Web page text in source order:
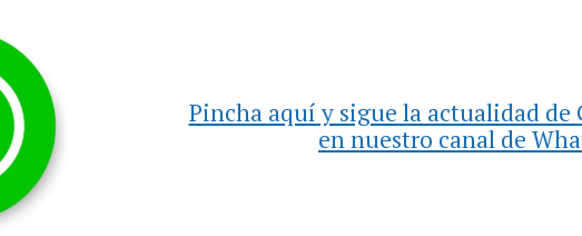
Pincha aquí y sigue la actualidad de
en nuestro canal de